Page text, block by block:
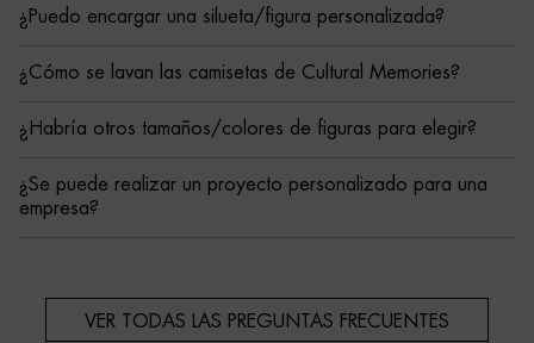
¿Puedo encargar una silueta/figura personalizada?
¿Cómo se lavan las camisetas de Cultural Memories?
¿Habría otros tamaños/colores de figuras para elegir?
¿Se puede realizar un proyecto personalizado para una
empresa?
VER TODAS LAS PREGUNTAS FRECUENTES